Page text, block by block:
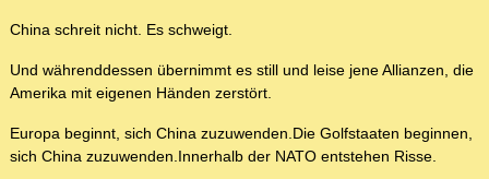
China schreit nicht. Es schweigt.
Und währenddessen übernimmt es still und leise jene Allianzen, die
Amerika mit eigenen Händen zerstört.
Europa beginnt, sich China zuzuwenden.Die Golfstaaten beginnen,
sich China zuzuwenden.Innerhalb der NATO entstehen Risse.